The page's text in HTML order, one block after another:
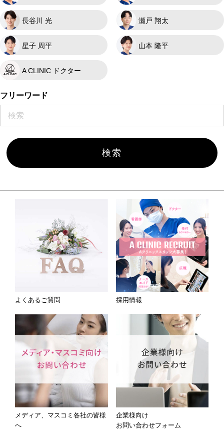
長谷川 光 瀬戸 翔太
星子 周平 山本 隆平
A CLINIC ドクター
フリーワード
よくあるご質問 採用情報
メディア、マスコミ各社の皆様
へ
企業様向け
お問い合わせフォーム